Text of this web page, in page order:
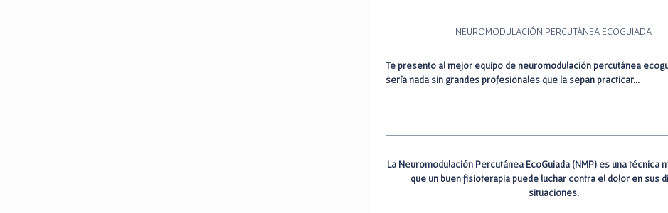
NEUROMODULACIÓN PERCUTÁNEA ECOGUIADA
Te presento al mejor equipo de neuromodulación percutánea
sería nada sin grandes profesionales que la sepan practicar…
La Neuromodulación Percutánea EcoGuiada (NMP) esuna técnica
que un buen fisioterapia puede luchar contra el dolor en sus
situaciones.